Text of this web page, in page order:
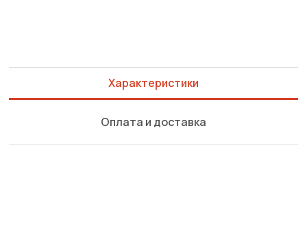
Характеристики
Оплата и доставка